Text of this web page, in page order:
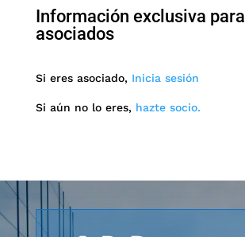
Información exclusiva para
asociados
Si eres asociado, Inicia sesión
Si aún no lo eres, hazte socio.